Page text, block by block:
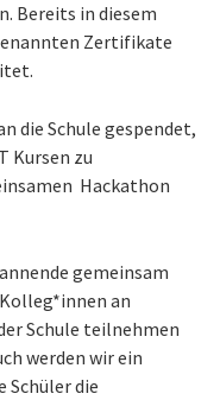
Bereits in diesem
Zertifikate
die Schule gespendet,
Kursen zu
Hackathon
gemeinsam
an
Schule teilnehmen
werden wir ein
Schüler die